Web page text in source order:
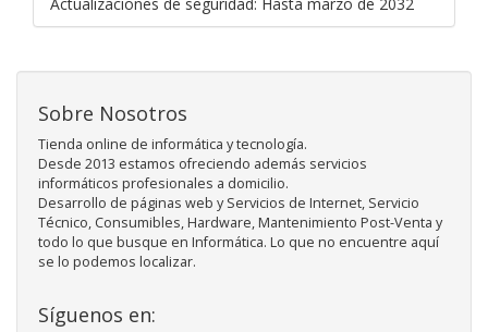
Sobre Nosotros
Tienda online de informática y tecnología.
Desde 2013 estamos ofreciendo además servicios
informáticos profesionales a domicilio.
Desarrollo de páginas web y Servicios de Internet, Servicio
Técnico, Consumibles, Hardware, Mantenimiento Post-Venta y
todo lo que busque en Informática. Lo que no encuentre aquí
se lo podemos localizar.
Síguenos en: